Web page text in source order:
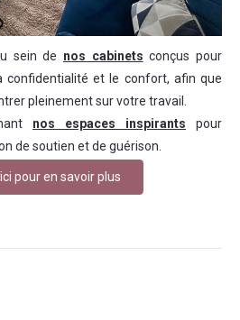
sein de nos cabinets conçus pour
confidentialité et le confort, afin que
pleinement sur votre travail.
nos espaces inspirants pour
de soutien et de guérison.
pour en savoir plus